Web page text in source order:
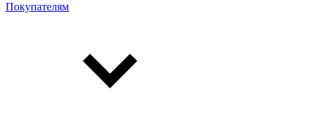
Покупателям